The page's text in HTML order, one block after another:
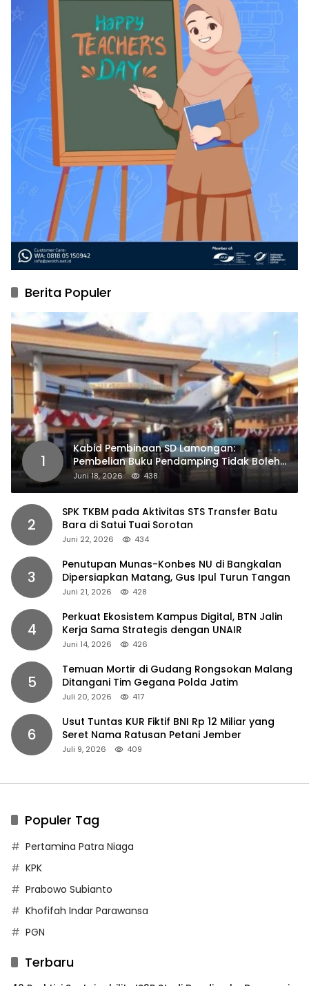
Berita Populer
1
Kabid Pembinaan SD Lamongan:
Pembelian Buku Pendamping Tidak Boleh
Dipaksakan
Juni 18, 2026 438
2
SPK TKBM pada Aktivitas STS Transfer Batu
Bara di Satui Tuai Sorotan
Juni 22, 2026 434
3
Penutupan Munas-Konbes NU di Bangkalan
Dipersiapkan Matang, Gus Ipul Turun Tangan
Juni 21, 2026 428
4
Perkuat Ekosistem Kampus Digital, BTN Jalin
Kerja Sama Strategis dengan UNAIR
Juni 14, 2026 426
5
Temuan Mortir di Gudang Rongsokan Malang
Ditangani Tim Gegana Polda Jatim
Juli 20, 2026 417
6
Usut Tuntas KUR Fiktif BNI Rp 12 Miliar yang
Seret Nama Ratusan Petani Jember
Juli 9, 2026 409
Populer Tag
Pertamina Patra Niaga
KPK
Prabowo Subianto
Khofifah Indar Parawansa
PGN
Terbaru